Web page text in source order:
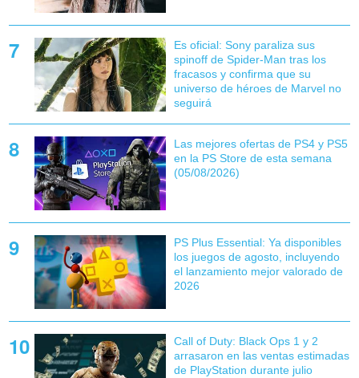
Es oficial: Sony paraliza sus
spinoff de Spider-Man tras los
fracasos y confirma que su
universo de héroes de Marvel no
seguirá
Las mejores ofertas de PS4 y PS5
en la PS Store de esta semana
(05/08/2026)
PS Plus Essential: Ya disponibles
los juegos de agosto, incluyendo
el lanzamiento mejor valorado de
2026
Call of Duty: Black Ops 1 y 2
arrasaron en las ventas estimadas
de PlayStation durante julio